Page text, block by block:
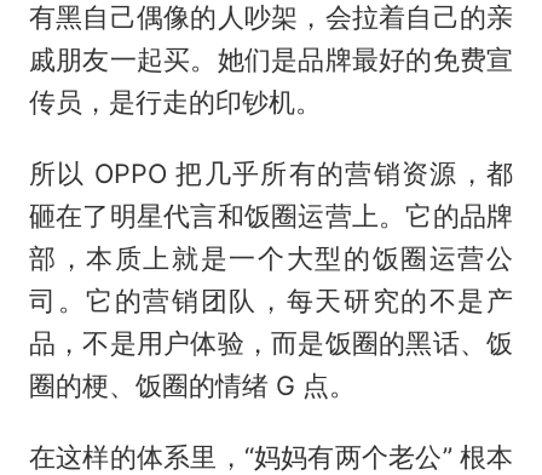
有黑自己偶像的人吵架，会拉着自己的亲
戚朋友一起买。她们是品牌最好的免费宣
传员，是行走的印钞机。
所以 OPPO 把几乎所有的营销资源，都
砸在了明星代言和饭圈运营上。它的品牌
部，本质上就是一个大型的饭圈运营公
司。它的营销团队，每天研究的不是产
品，不是用户体验，而是饭圈的黑话、饭
圈的梗、饭圈的情绪 G 点。
在这样的体系里，“妈妈有两个老公” 根本